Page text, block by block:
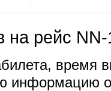
на рейс
время
информацию